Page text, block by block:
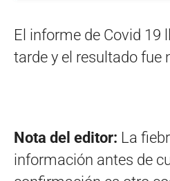
El informe de Covid 19
tarde y el resultado fue
Nota del editor: La
información antes de